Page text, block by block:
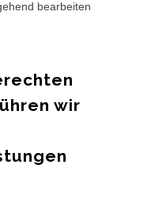
bearbeiten
wir